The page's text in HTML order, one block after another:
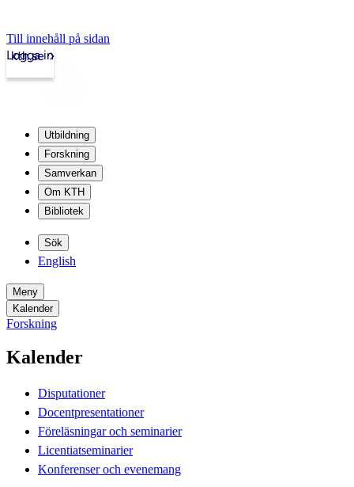
Till innehåll på sidan
kth.se
Logga in
Utbildning
Forskning
Samverkan
Om KTH
Bibliotek
Sök
English
Meny
Kalender
Forskning
Kalender
Disputationer
Docentpresentationer
Föreläsningar och seminarier
Licentiatseminarier
Konferenser och evenemang